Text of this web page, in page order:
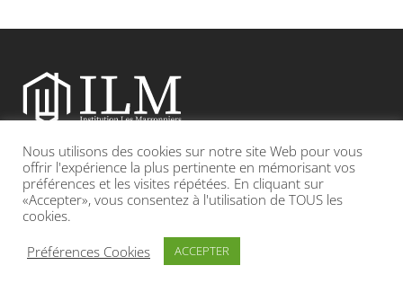
Etablissement catholique sous contrat d’association avec l’Etat
Adresse : 19, Grande rue 69420 CONDRIEU
INFOS LÉGALES POLITIQUE DE CONFIDENTIALITÉ
Nous utilisons des cookies sur notre site Web pour vous
offrir l'expérience la plus pertinente en mémorisant vos
préférences et les visites répétées. En cliquant sur
«Accepter», vous consentez à l'utilisation de TOUS les
cookies.
Préférences Cookies
ACCEPTER